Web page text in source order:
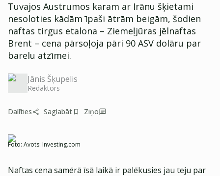
Tuvajos Austrumos karam ar Irānu šķietami
nesoloties kādām īpaši ātrām beigām, šodien
naftas tirgus etalona – Ziemeļjūras jēlnaftas
Brent – cena pārsoļoja pāri 90 ASV dolāru par
barelu atzīmei.
Jānis Šķupelis
Redaktors
Dalīties Saglabāt Ziņo
Foto: Avots: Investing.com
Naftas cena samērā īsā laikā ir palēkusies jau teju par